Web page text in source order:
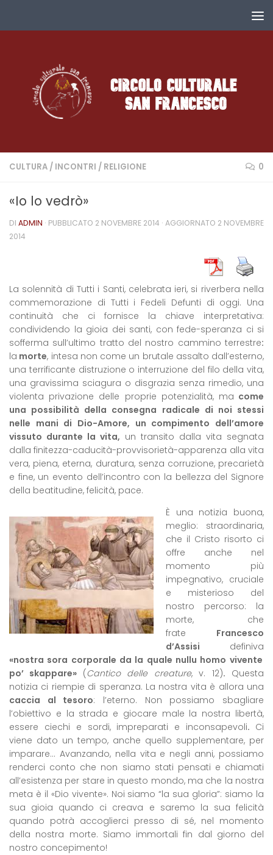
CULTURA / INCONTRI / RELIGIONE 0
«Io lo vedrò»
DI ADMIN · PUBBLICATO 2 NOVEMBRE 2014 · AGGIORNATO 2 NOVEMBRE
2014
La solennità di Tutti i Santi, celebrata ieri, si riverbera nella
commemorazione di Tutti i Fedeli Defunti di oggi. Una
continuità che ci fornisce la chiave interpretativa:
condividendo la gioia dei santi, con fede-speranza ci si
sofferma sull’ultimo tratto del nostro cammino terrestre:
la morte, intesa non come un brutale assalto dall’esterno,
una terrificante distruzione o interruzione del filo della vita,
una gravissima sciagura o disgrazia senza rimedio, una
violenta privazione delle proprie potenzialità, ma come
una possibilità della consegna radicale di noi stessi
nelle mani di Dio-Amore, un compimento dell’amore
vissuto durante la vita, un transito dalla vita segnata
dalla finitezza-caducità-provvisorietà-apparenza alla vita
vera, piena, eterna, duratura, senza corruzione, precarietà
e fine, un evento dell’incontro con la bellezza del Signore
della beatitudine, felicità, pace.
È una notizia buona,
meglio: straordinaria,
che il Cristo risorto ci
offre anche nel
momento più
impegnativo, cruciale
e misterioso del
nostro percorso: la
morte, che
frate Francesco
d’Assisi definiva
«nostra sora corporale da la quale nullu homo vivente
po’ skappare» (Cantico delle creature, v. 12). Questa
notizia ci riempie di speranza. La nostra vita è allora una
caccia al tesoro: l’eterno. Non possiamo sbagliare
l’obiettivo e la strada e giocare male la nostra libertà,
essere ciechi e sordi, impreparati e inconsapevoli. Ci
viene dato un tempo, anche quello supplementare, per
imparare… Avanzando, nella vita e negli anni, possiamo
renderci conto che non siamo stati pensati e chiamati
all’esistenza per stare in questo mondo, ma che la nostra
meta è il «Dio vivente». Noi siamo “la sua gloria”: siamo la
sua gioia quando ci creava e saremo la sua felicità
quando potrà accoglierci presso di sé, nel momento
della nostra morte. Siamo immortali fin dal giorno del
nostro concepimento!